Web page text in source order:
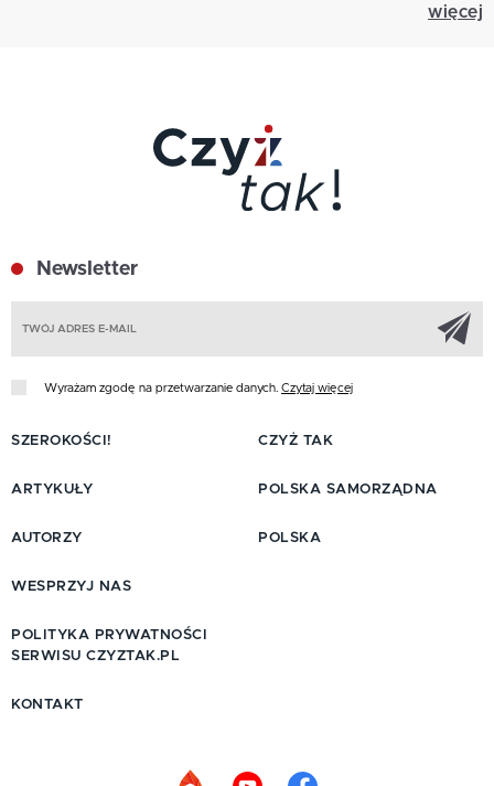
więcej
Newsletter
Wyrażam zgodę na przetwarzanie danych. Czytaj więcej
SZEROKOŚCI!
ARTYKUŁY
AUTORZY
CZYŻ TAK
POLSKA SAMORZĄDNA
POLSKA
WESPRZYJ NAS
POLITYKA PRYWATNOŚCI
SERWISU CZYZTAK.PL
KONTAKT